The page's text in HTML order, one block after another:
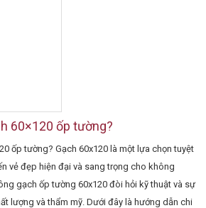
60×120 ốp tường?
ốp tường? Gạch 60x120 là một lựa chọn tuyệt
vẻ đẹp hiện đại và sang trọng cho không
gạch ốp tường 60x120 đòi hỏi kỹ thuật và sự
lượng và thẩm mỹ. Dưới đây là hướng dẫn chi